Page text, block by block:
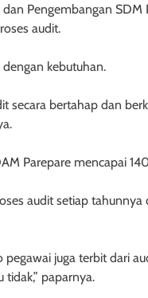
Pengembangan
audit.
kebutuhan.
secara bertahap dan
Parepare mencapai
audit setiap
juga terbit dari
paparnya.